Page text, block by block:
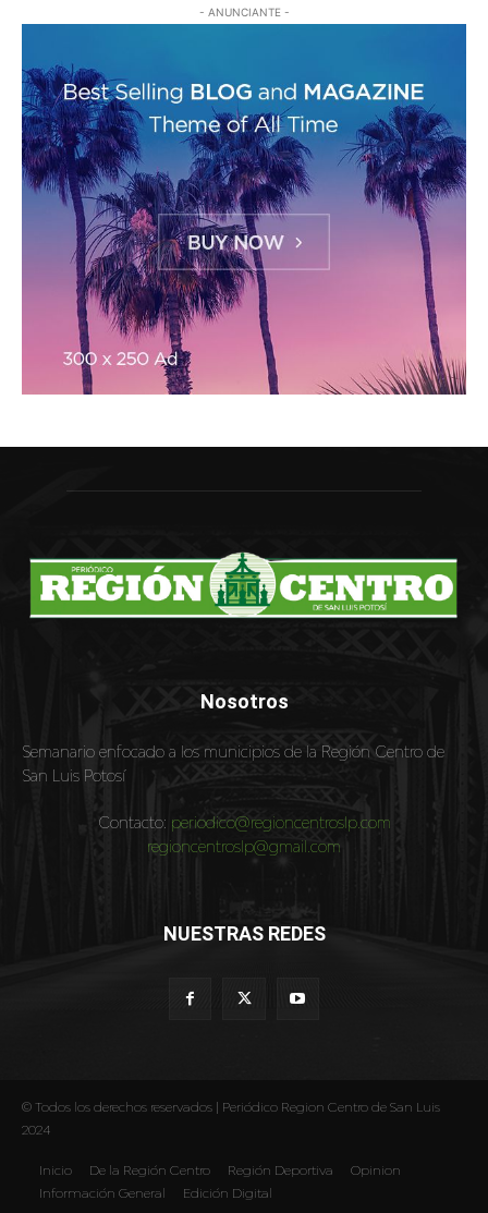
- ANUNCIANTE -
Nosotros
Semanario enfocado a los municipios de la Región Centro de
San Luis Potosí
Contacto: periodico@regioncentroslp.com
regioncentroslp@gmail.com
NUESTRAS REDES
© Todos los derechos reservados | Periódico Region Centro de San Luis
2024
Inicio De la Región Centro Región Deportiva
Opinion
Información General
Edición Digital